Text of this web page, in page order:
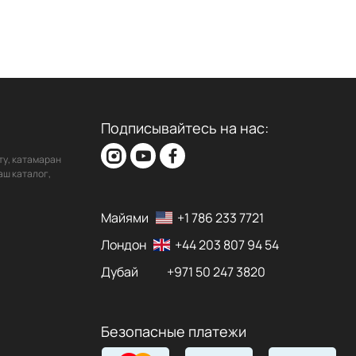
катамаран
каталог,
Подписывайтесь на нас:
Майями
+1 786 233 7721
Лондон
+44 203 807 94 54
Дубай
+971 50 247 3820
Безопасные платежи